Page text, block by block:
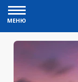
МЕНЮ